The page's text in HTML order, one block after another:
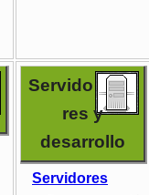
Servido
res y
desarrollo
Servidores